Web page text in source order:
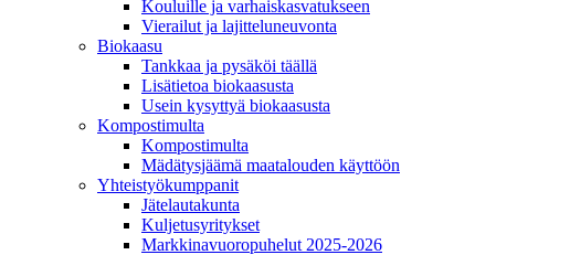
Kouluille ja varhaiskasvatukseen
Vierailut ja lajitteluneuvonta
Biokaasu
Tankkaa ja pysäköi täällä
Lisätietoa biokaasusta
Usein kysyttyä biokaasusta
Kompostimulta
Kompostimulta
Mädätysjäämä maatalouden käyttöön
Yhteistyökumppanit
Jätelautakunta
Kuljetusyritykset
Markkinavuoropuhelut 2025-2026